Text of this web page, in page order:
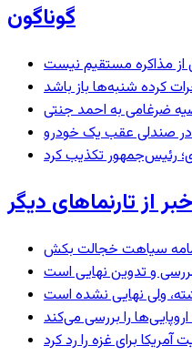
گوناگون
مذاکره مستقیم نیست
کرده شنبه‌ها باز باشد
ضرغامی به احمد جنتی
در صندلی عقب یک خودرو
خبر از تارنماهای دیگر
سیاهت خجالت بکش
بررسی و تدوین نهایی است
ولی نهایی نشده است
را بررسی می‌کند
برای غزه را رد کرد